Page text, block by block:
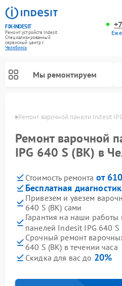
FIX-INDESIT
Ремонт устройств Indesit
Специализированный
cервисный центр г.
Челябинск
Мы ремонтируем
Ремонт варочной панели Indesit
Ремонт варочной
IPG 640 S (BK) в
Стоимость ремонта от
Бесплатная
Привезем и увезем
640 S (BK) сами
Гарантия на наши
панелей Indesit IPG 640 S
Срочный ремонт
640 S (BK) в течении часа
Скидка для вас до 20%